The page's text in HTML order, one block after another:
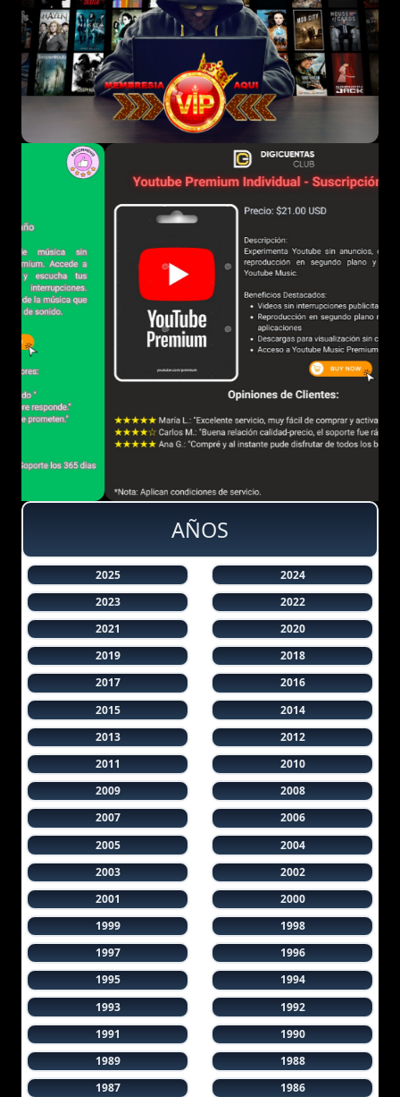
AÑOS
2025
2024
2023
2022
2021
2020
2019
2018
2017
2016
2015
2014
2013
2012
2011
2010
2009
2008
2007
2006
2005
2004
2003
2002
2001
2000
1999
1998
1997
1996
1995
1994
1993
1992
1991
1990
1989
1988
1987
1986